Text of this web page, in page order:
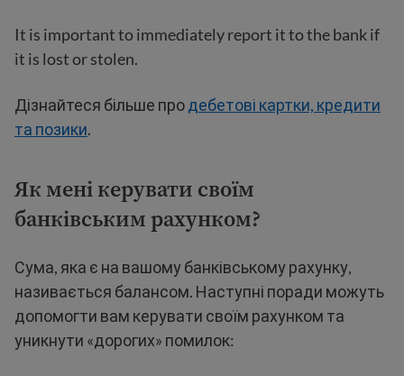
It is important to immediately report it to the bank if
it is lost or stolen.
Дізнайтеся більше продебетові картки, кредити
та позики.
Як мені керувати своїм
банківським рахунком?
Сума, яка є на вашому банківському рахунку,
називається балансом. Наступні поради можуть
допомогти вам керувати своїм рахунком та
уникнути «дорогих» помилок: